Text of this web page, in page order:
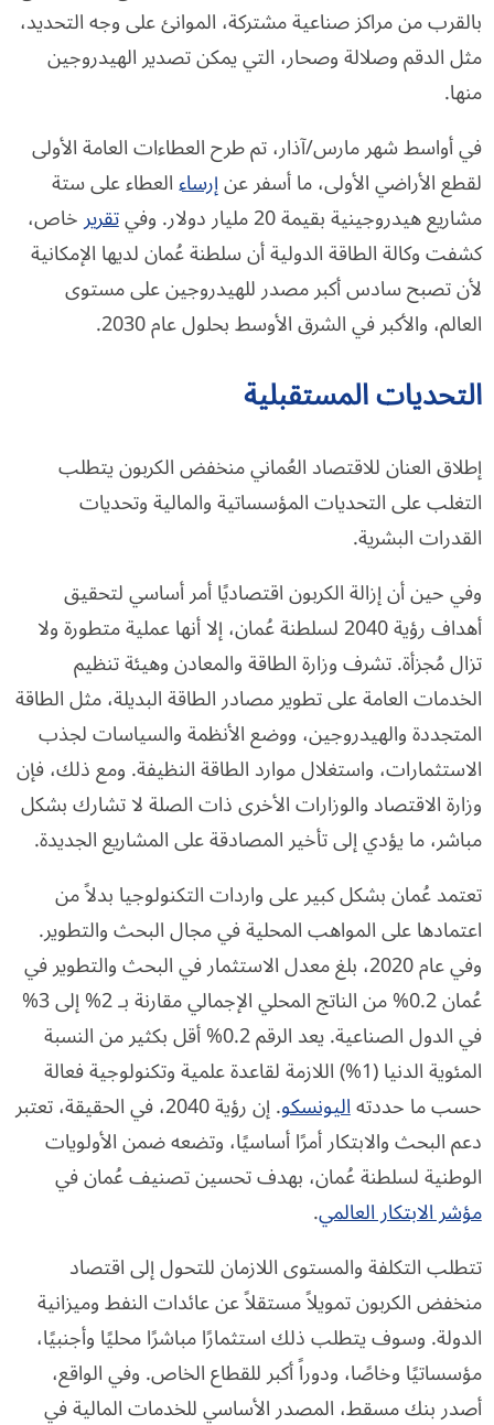
بالقرب من مراكز صناعية مشتركة، الموانئ على وجه التحديد،
مثل الدقم وصلالة وصحار، التي يمكن تصدير الهيدروجين
منها.
في أواسط شهر مارس/آذار، تم طرح العطاءات العامة الأولى
لقطع الأراضي الأولى، ما أسفر عنإرساءالعطاء على ستة
مشاريع هيدروجينية بقيمة 20 مليار دولار. وفي
تقريرخاص،
كشفت وكالة الطاقة الدولية أن سلطنة عُمان لديها الإمكانية
لأن تصبح سادس أكبر مصدر للهيدروجين على مستوى
العالم، والأكبر في الشرق الأوسط بحلول عام 2030.
التحديات المستقبلية
إطلاق العنان للاقتصاد العُماني منخفض الكربون يتطلب
التغلب على التحديات المؤسساتية والمالية وتحديات
القدرات البشرية.
وفي حين أن إزالة الكربون اقتصاديًا أمر أساسي لتحقيق
أهداف رؤية 2040 لسلطنة عُمان، إلا أنها عملية متطورة ولا
تزال مُجزأة. تشرف وزارة الطاقة والمعادن وهيئة تنظيم
الخدمات العامة على تطوير مصادر الطاقة البديلة، مثل الطاقة
المتجددة والهيدروجين، ووضع الأنظمة والسياسات لجذب
الاستثمارات، واستغلال موارد الطاقة النظيفة. ومع ذلك، فإن
وزارة الاقتصاد والوزارات الأخرى ذات الصلة لا تشارك بشكل
مباشر، ما يؤدي إلى تأخير المصادقة على المشاريع الجديدة.
تعتمد عُمان بشكل كبير على واردات التكنولوجيا بدلاً من
اعتمادها على المواهب المحلية في مجال البحث والتطوير.
وفي عام 2020، بلغ معدل الاستثمار في البحث والتطوير في
عُمان 0.2% من الناتج المحلي الإجمالي مقارنة بـ 2% إلى 3%
في الدول الصناعية. يعد الرقم 0.2% أقل بكثير من النسبة
المئوية الدنيا (1%) اللازمة لقاعدة علمية وتكنولوجية فعالة
حسب ما حددتهاليونسكو
. إن رؤية 2040، في الحقيقة، تعتبر
دعم البحث والابتكار أمرًا أساسيًا، وتضعه ضمن الأولويات
الوطنية لسلطنة عُمان، بهدف تحسين تصنيف عُمان في
مؤشر الابتكار العالمي.
تتطلب التكلفة والمستوى اللازمان للتحول إلى اقتصاد
منخفض الكربون تمويلاً مستقلاً عن عائدات النفط وميزانية
الدولة. وسوف يتطلب ذلك استثمارًا مباشرًا محليًا وأجنبيًا،
مؤسساتيًا وخاصًا، ودوراً أكبر للقطاع الخاص. وفي الواقع،
أصدر بنك مسقط، المصدر الأساسي للخدمات المالية في